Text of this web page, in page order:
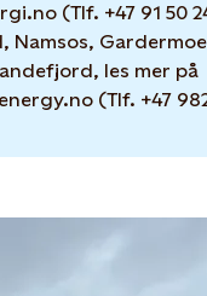
(Tlf. +47 91 50
Namsos,
les mer på
(Tlf. +47